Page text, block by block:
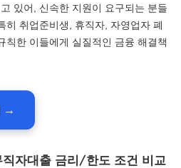
있어, 신속한 지원이 요구되는 분들
히 취업준비생, 휴직자, 자영업자 폐
칙한 이들에게 실질적인 금융 해결책
→
자대출 금리/한도 조건 비교